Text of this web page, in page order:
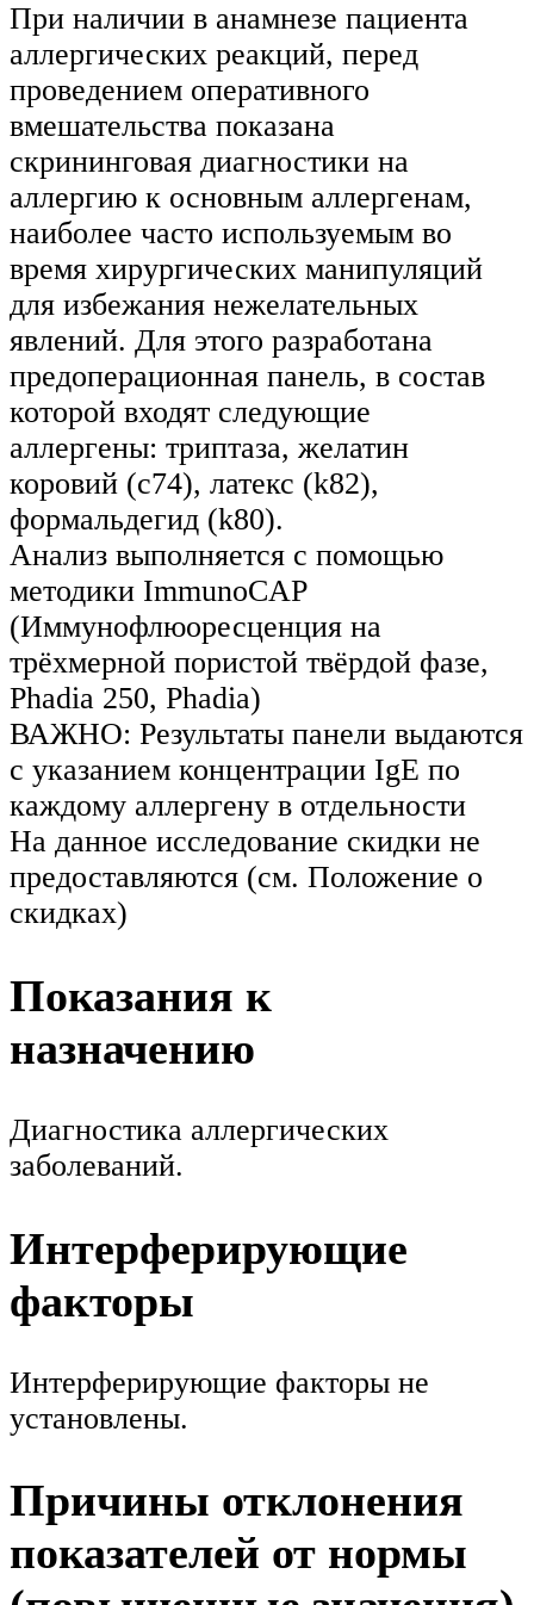
При наличии в анамнезе пациента
аллергических реакций, перед
проведением оперативного
вмешательства показана
скрининговая диагностики на
аллергию к основным аллергенам,
наиболее часто используемым во
время хирургических манипуляций
для избежания нежелательных
явлений. Для этого разработана
предоперационная панель, в состав
которой входят следующие
аллергены: триптаза, желатин
коровий (с74), латекс (k82),
формальдегид (k80).
Анализ выполняется с помощью
методики ImmunoCAP
(Иммунофлюоресценция на
трёхмерной пористой твёрдой фазе,
Phadia 250, Phadia)
ВАЖНО: Результаты панели выдаются
с указанием концентрации IgE по
каждому аллергену в отдельности
На данное исследование скидки не
предоставляются (см. Положение о
скидках)
Показания к
назначению
Диагностика аллергических
заболеваний.
Интерферирующие
факторы
Интерферирующие факторы не
установлены.
Причины отклонения
показателей от нормы